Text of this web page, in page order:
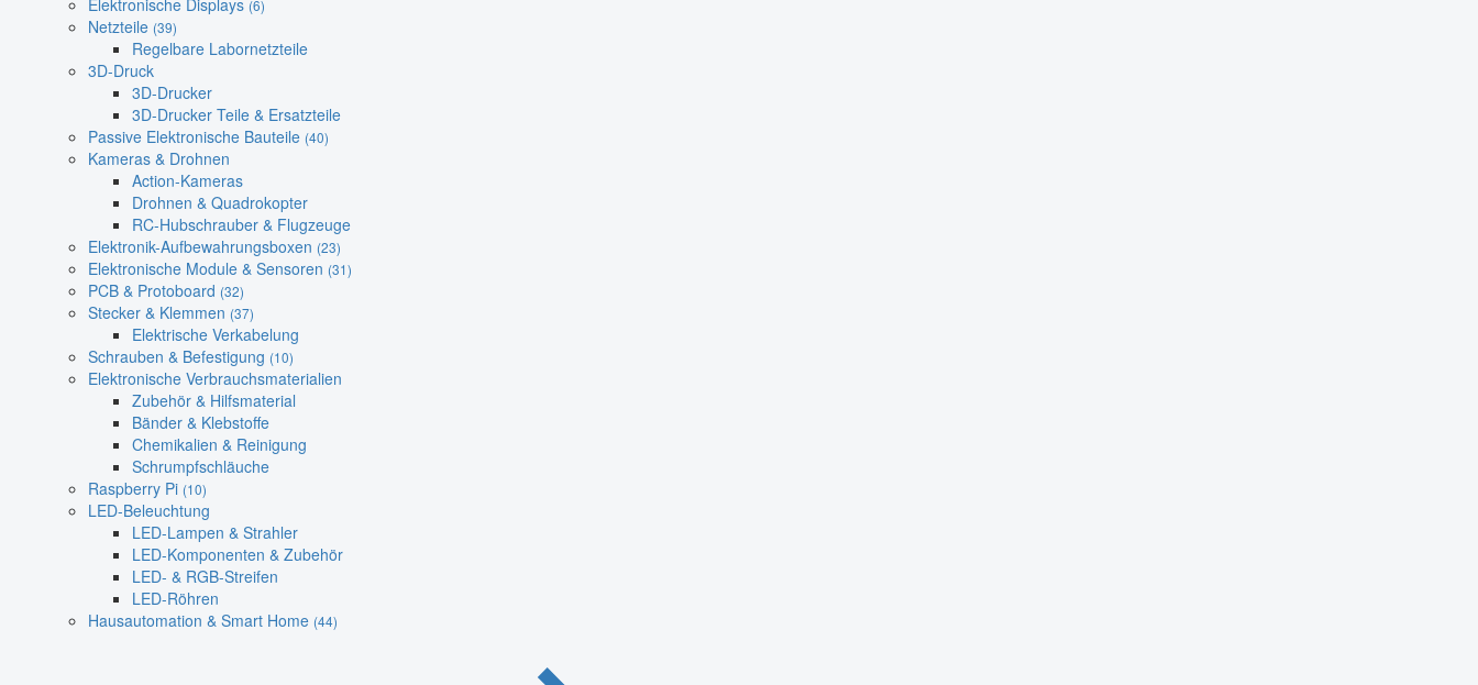
Elektronische Displays (6)
Netzteile (39)
Regelbare Labornetzteile
3D-Druck
3D-Drucker
3D-Drucker Teile & Ersatzteile
Passive Elektronische Bauteile (40)
Kameras & Drohnen
Action-Kameras
Drohnen & Quadrokopter
RC-Hubschrauber & Flugzeuge
Elektronik-Aufbewahrungsboxen (23)
Elektronische Module & Sensoren (31)
PCB & Protoboard (32)
Stecker & Klemmen (37)
Elektrische Verkabelung
Schrauben & Befestigung (10)
Elektronische Verbrauchsmaterialien
Zubehör & Hilfsmaterial
Bänder & Klebstoffe
Chemikalien & Reinigung
Schrumpfschläuche
Raspberry Pi (10)
LED-Beleuchtung
LED-Lampen & Strahler
LED-Komponenten & Zubehör
LED- & RGB-Streifen
LED-Röhren
Hausautomation & Smart Home (44)